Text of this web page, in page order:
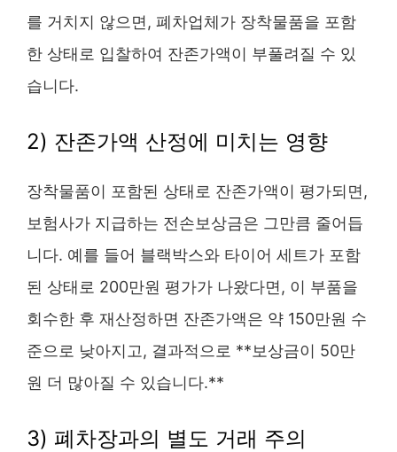
를 거치지 않으면, 폐차업체가 장착물품을 포함
한 상태로 입찰하여 잔존가액이 부풀려질 수 있
습니다.
2) 잔존가액 산정에 미치는 영향
장착물품이 포함된 상태로 잔존가액이 평가되면,
보험사가 지급하는 전손보상금은 그만큼 줄어듭
니다. 예를 들어 블랙박스와 타이어 세트가 포함
된 상태로 200만원 평가가 나왔다면, 이 부품을
회수한 후 재산정하면 잔존가액은 약 150만원 수
준으로 낮아지고, 결과적으로 **보상금이 50만
원 더 많아질 수 있습니다.**
3) 폐차장과의 별도 거래 주의